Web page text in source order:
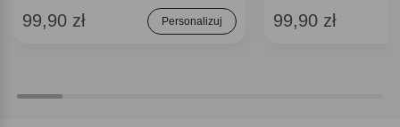
99,90 zł Personalizuj 99,90 zł